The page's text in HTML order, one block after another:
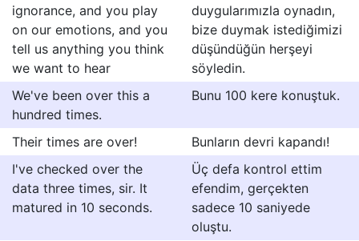
ignorance, and you play
on our emotions, and you
tell us anything you think
we want to hear
duygularımızla oynadın,
bize duymak istediğimizi
düşündüğün herşeyi
söyledin.
We've been over this a
hundred times.
Bunu 100 kere konuştuk.
Their times are over!
Bunların devri kapandı!
I've checked over the
data three times, sir. It
matured in 10 seconds.
Üç defa kontrol ettim
efendim, gerçekten
sadece 10 saniyede
oluştu.